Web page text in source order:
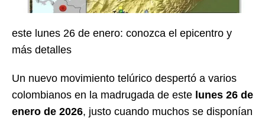
este lunes 26 de enero: conozca el epicentro y
más detalles
Un nuevo movimiento telúrico despertó a varios
colombianos en la madrugada de este lunes 26 de
enero de 2026, justo cuando muchos se disponían